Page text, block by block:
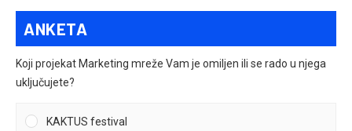
ANKETA
Koji projekat Marketing mreže Vam je omiljen ili se rado u njega
uključujete?
KAKTUS festival